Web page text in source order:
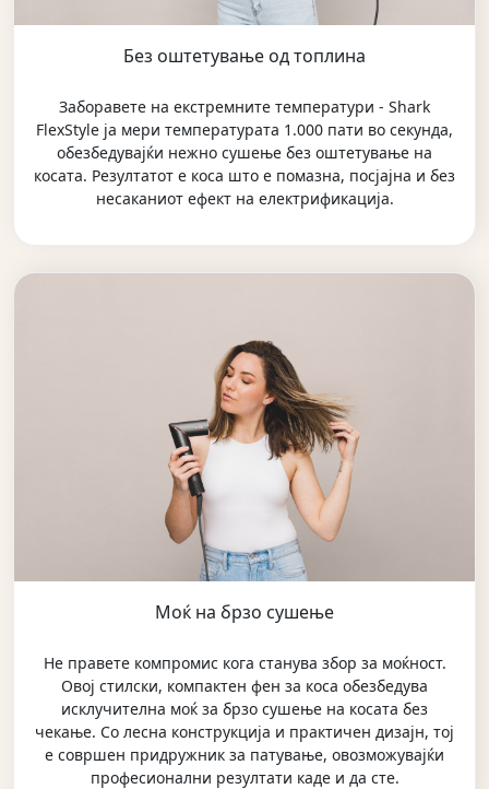
Без оштетување од топлина
Заборавете на екстремните температури - Shark
FlexStyle ја мери температурата 1.000 пати во секунда,
обезбедувајќи нежно сушење без оштетување на
косата. Резултатот е коса што е помазна, посјајна и без
несаканиот ефект на електрификација.
Моќ на брзо сушење
Не правете компромис кога станува збор за моќност.
Овој стилски, компактен фен за коса обезбедува
исклучителна моќ за брзо сушење на косата без
чекање. Со лесна конструкција и практичен дизајн, тој
е совршен придружник за патување, овозможувајќи
професионални резултати каде и да сте.